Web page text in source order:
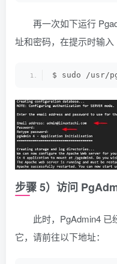
再一次如下运行
址和密码，在提示时输入
$ sudo /usr/
步骤 5）访问
此时，PgAdmin4 已
它，请前往以下地址：